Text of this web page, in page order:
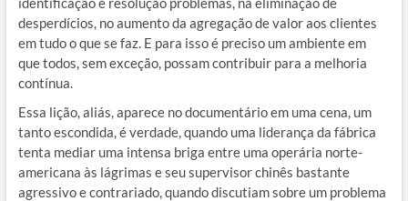
desperdícios, no aumento da agregação de valor aos clientes
em tudo o que se faz. E para isso é preciso um ambiente em
que todos, sem exceção, possam contribuir para a melhoria
contínua.
Essa lição, aliás, aparece no documentário em uma cena, um
tanto escondida, é verdade, quando uma liderança da fábrica
tenta mediar uma intensa briga entre uma operária norte-
americana às lágrimas e seu supervisor chinês bastante
agressivo e contrariado, quando discutiam sobre um problema